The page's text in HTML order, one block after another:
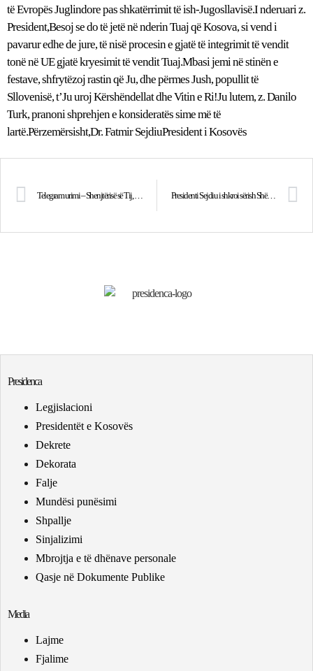
të Evropës Juglindore pas shkatërrimit të ish-Jugosllavisë.I nderuari z.
President,Besoj se do të jetë në nderin Tuaj që Kosova, si vend i
pavarur edhe de jure, të nisë procesin e gjatë të integrimit të vendit
tonë në UE gjatë kryesimit të vendit Tuaj.Mbasi jemi në stinën e
festave, shfrytëzoj rastin që Ju, dhe përmes Jush, popullit të
Sllovenisë, t’Ju uroj Kërshëndellat dhe Vitin e Ri!Ju lutem, z. Danilo
Turk, pranoni shprehjen e konsideratës sime më të
lartë.Përzemërsisht,Dr. Fatmir SejdiuPresident i Kosovës
Presidenti Sejdiu i shkroi sërish Shërbimit Korrektues të Kosovës
Presidenca
Legjislacioni
Presidentët e Kosovës
Dekrete
Dekorata
Falje
Mundësi punësimi
Shpallje
Sinjalizimi
Mbrojtja e të dhënave personale
Qasje në Dokumente Publike
Media
Lajme
Fjalime